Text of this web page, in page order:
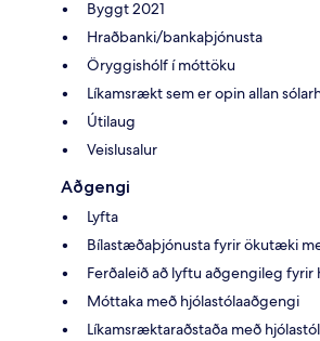
Byggt 2021
Hraðbanki/bankaþjónusta
Öryggishólf í móttöku
Líkamsrækt sem er opin allan
Útilaug
Veislusalur
Aðgengi
Lyfta
Bílastæðaþjónusta fyrir ökutæki
Ferðaleið að lyftu aðgengileg fyrir
Móttaka með hjólastólaaðgengi
Líkamsræktaraðstaða með